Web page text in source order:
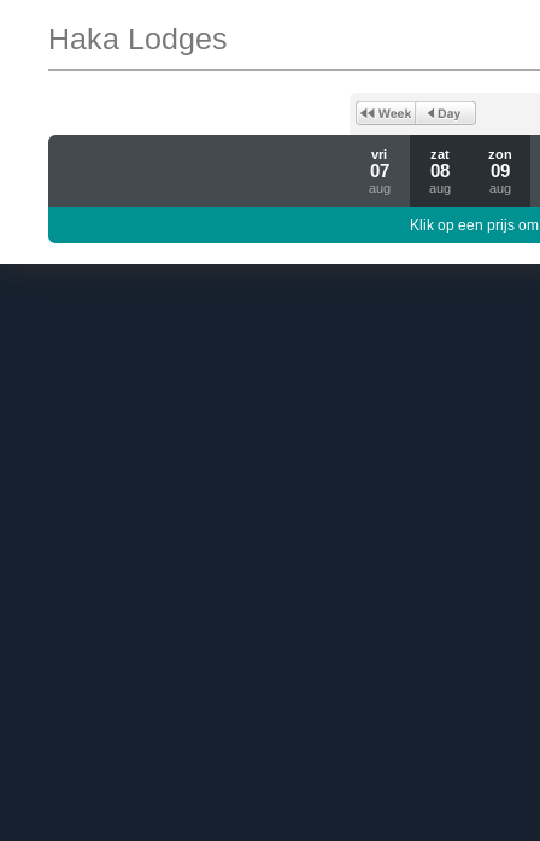
Haka Lodges
vri
07
aug
zat
08
aug
zon
09
aug
Klik op een prijs